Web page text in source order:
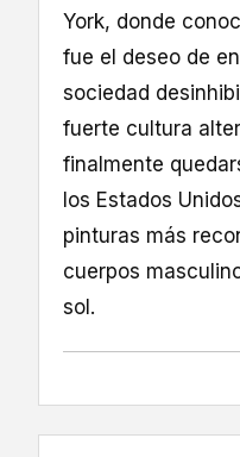
York, donde
fue el deseo de
sociedad
fuerte cultura
finalmente
los Estados
pinturas más
cuerpos
sol.